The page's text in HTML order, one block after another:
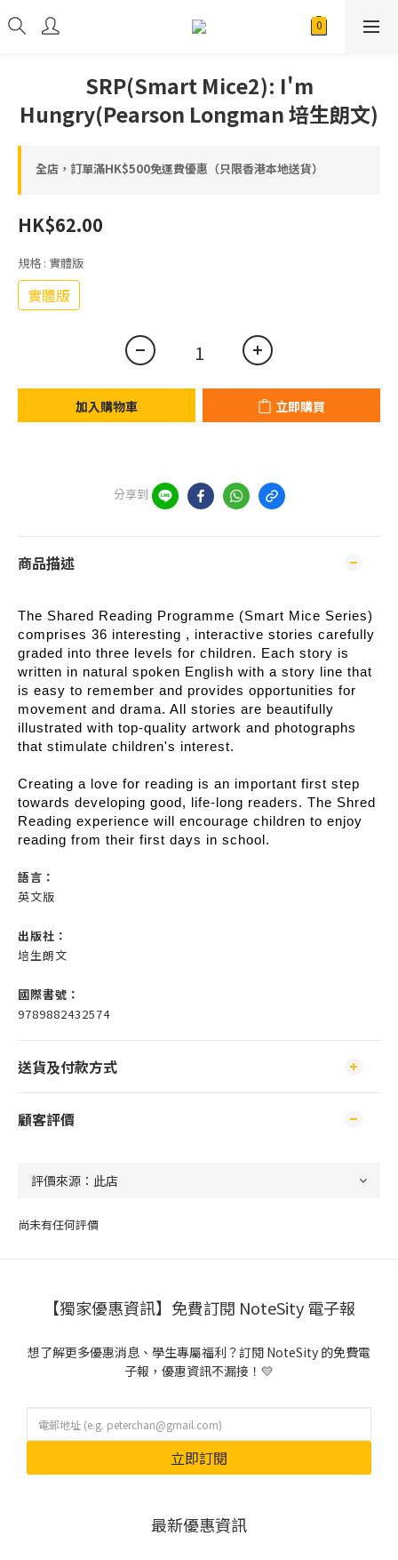
SRP(Smart Mice2): I'm
Hungry(Pearson Longman 培生朗文)
全店，訂單滿HK$500免運費優惠（只限香港本地送貨）
HK$62.00
規格 : 實體版
實體版
加入購物車 立即購買
分享到
商品描述
The Shared Reading Programme (Smart Mice Series)
comprises 36 interesting , interactive stories carefully
graded into three levels for children. Each story is
written in natural spoken English with a story line that
is easy to remember and provides opportunities for
movement and drama. All stories are beautifully
illustrated with top-quality artwork and photographs
that stimulate children's interest.
Creating a love for reading is an important first step
towards developing good, life-long readers. The Shred
Reading experience will encourage children to enjoy
reading from their first days in school.
語言：
英文版
出版社：
培生朗文
國際書號：
9789882432574
送貨及付款方式
顧客評價
尚未有任何評價
【獨家優惠資訊】免費訂閱 NoteSity 電子報
想了解更多優惠消息、學生專屬福利？訂閱 NoteSity 的免費電
子報，優惠資訊不漏接！💛
立即訂閱
最新優惠資訊